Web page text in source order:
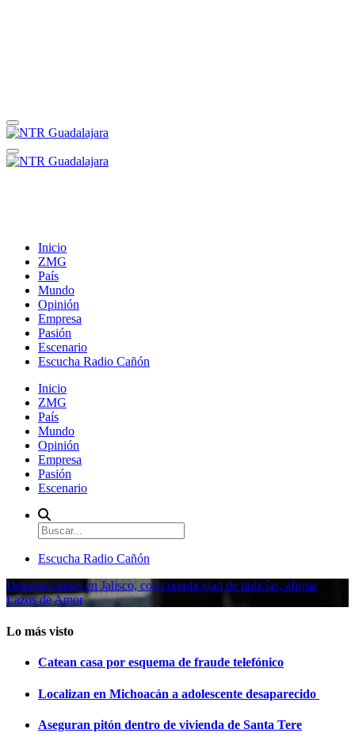
Inicio
ZMG
País
Mundo
Opinión
Empresa
Pasión
Escenario
Escucha Radio Cañón
Inicio
ZMG
País
Mundo
Opinión
Empresa
Pasión
Escenario
Escucha Radio Cañón
Desapariciones en Jalisco, con complicidad de policías, afirma
Lazos de Amor
Lo más visto
Catean casa por esquema de fraude telefónico
Localizan en Michoacán a adolescente desaparecido
Aseguran pitón dentro de vivienda de Santa Tere